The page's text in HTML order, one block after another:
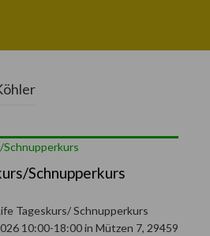
Schnupperkurs
Tageskurs/ Schnupperkurs
10:00-18:00 in Mützen 7, 29459